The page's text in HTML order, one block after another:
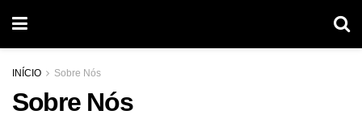
INÍCIO Sobre Nós
Sobre Nós